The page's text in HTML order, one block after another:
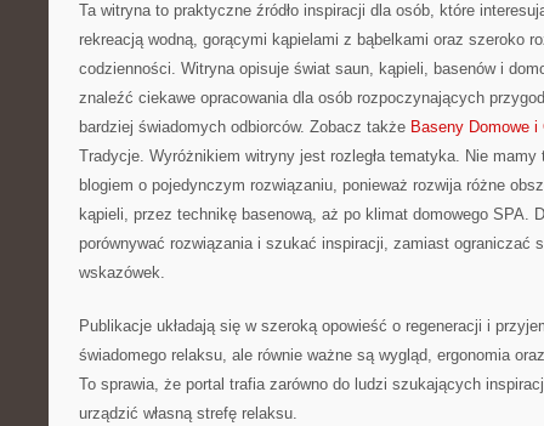
Ta witryna to praktyczne źródło inspiracji dla osób, które
rekreacją wodną, gorącymi kąpielami z bąbelkami oraz szeroko
codzienności. Witryna opisuje świat saun, kąpieli, basenów i
znaleźć ciekawe opracowania dla osób rozpoczynających
bardziej świadomych odbiorców. Zobacz także Baseny Domowe i
Tradycje. Wyróżnikiem witryny jest rozległa tematyka. Nie
blogiem o pojedynczym rozwiązaniu, ponieważ rozwija różne
kąpieli, przez technikę basenową, aż po klimat domowego SPA.
porównywać rozwiązania i szukać inspiracji, zamiast ograniczać
wskazówek.
Publikacje układają się w szeroką opowieść o regeneracji i
świadomego relaksu, ale równie ważne są wygląd, ergonomia
To sprawia, że portal trafia zarówno do ludzi szukających
urządzić własną strefę relaksu.